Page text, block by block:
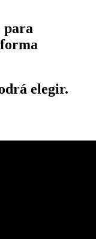
para
elegir.